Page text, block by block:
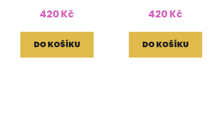
420 Kč
DO KOŠÍKU
420 Kč
DO KOŠÍKU